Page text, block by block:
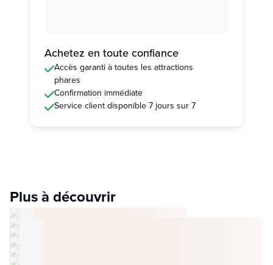
Achetez en toute confiance
Accès garanti à toutes les attractions
phares
Confirmation immédiate
Service client disponible 7 jours sur 7
Plus à découvrir